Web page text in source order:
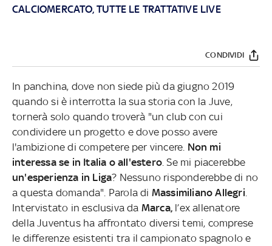
CALCIOMERCATO, TUTTE LE TRATTATIVE LIVE
CONDIVIDI
In panchina, dove non siede più da giugno 2019
quando si è interrotta la sua storia con la Juve,
tornerà solo quando troverà "un club con cui
condividere un progetto e dove posso avere
l'ambizione di competere per vincere. Non mi
interessa se in Italia o all'estero . Se mi piacerebbe
un'esperienza in Liga? Nessuno risponderebbe di no
a questa domanda". Parola di Massimiliano Allegri
Intervistato in esclusiva da Marca, l’ex allenatore
della Juventus ha affrontato diversi temi, comprese
le differenze esistenti tra il campionato spagnolo e